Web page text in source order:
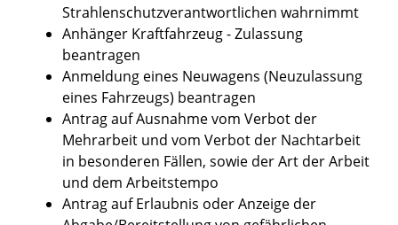
Strahlenschutzverantwortlichen wahrnimmt
Anhänger Kraftfahrzeug - Zulassung
beantragen
Anmeldung eines Neuwagens (Neuzulassung
eines Fahrzeugs) beantragen
Antrag auf Ausnahme vom Verbot der
Mehrarbeit und vom Verbot der Nachtarbeit
in besonderen Fällen, sowie der Art der Arbeit
und dem Arbeitstempo
Antrag auf Erlaubnis oder Anzeige der